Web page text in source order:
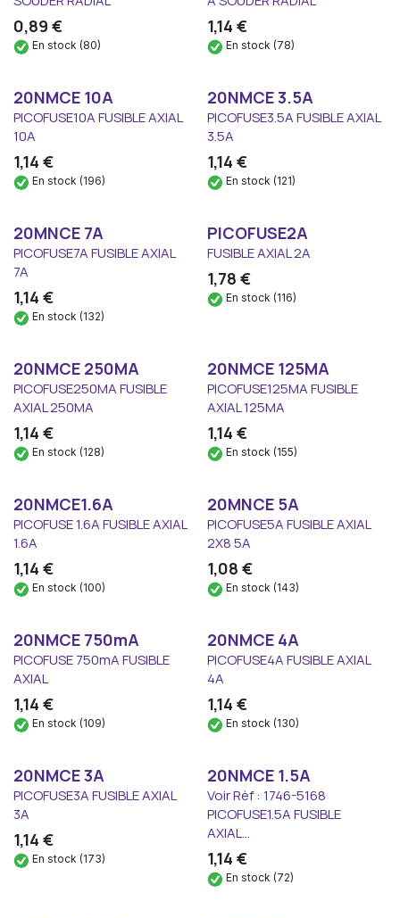
0,89 €
En stock (80)
1,14 €
En stock (78)
20NMCE 10A
PICOFUSE10A FUSIBLE AXIAL
10A
1,14 €
En stock (196)
20NMCE 3.5A
PICOFUSE3.5A FUSIBLE AXIAL
3.5A
1,14 €
En stock (121)
20MNCE 7A
PICOFUSE7A FUSIBLE AXIAL
7A
1,14 €
En stock (132)
PICOFUSE2A
FUSIBLE AXIAL 2A
1,78 €
En stock (116)
20NMCE 250MA
PICOFUSE250MA FUSIBLE
AXIAL 250MA
1,14 €
En stock (128)
20NMCE 125MA
PICOFUSE125MA FUSIBLE
AXIAL 125MA
1,14 €
En stock (155)
20NMCE1.6A
PICOFUSE 1.6A FUSIBLE AXIAL
1.6A
1,14 €
En stock (100)
20MNCE 5A
PICOFUSE5A FUSIBLE AXIAL
2X8 5A
1,08 €
En stock (143)
20NMCE 750mA
PICOFUSE 750mA FUSIBLE
AXIAL
1,14 €
En stock (109)
20NMCE 4A
PICOFUSE4A FUSIBLE AXIAL
4A
1,14 €
En stock (130)
20NMCE 3A
PICOFUSE3A FUSIBLE AXIAL
3A
1,14 €
En stock (173)
20NMCE 1.5A
Voir Rèf : 1746-5168
PICOFUSE1.5A FUSIBLE
AXIAL...
1,14 €
En stock (72)